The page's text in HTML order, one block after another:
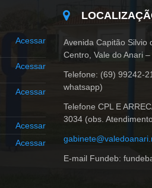
Acessar
Acessar
Acessar
Acessar
Acessar
Avenida Capitão Silvio
Centro, Vale do Anari
Telefone: (69) 99242-
whatsapp)
Telefone CPL E
3034 (obs.
E-mail Fundeb: